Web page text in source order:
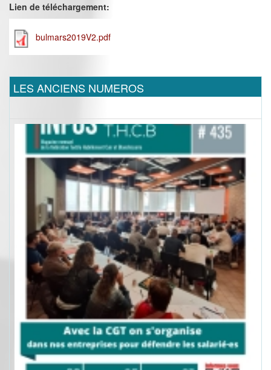
Lien de téléchargement:
bulmars2019V2.pdf
LES ANCIENS NUMEROS